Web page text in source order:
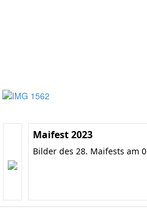
Maifest 2023
Bilder des 28. Maifests am